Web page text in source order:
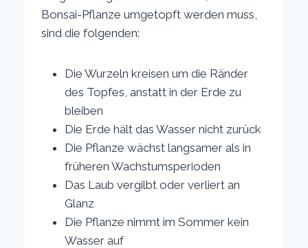
Bonsai-Pflanze umgetopft werden muss,
sind die folgenden:
Die Wurzeln kreisen um die Ränder
des Topfes, anstatt in der Erde zu
bleiben
Die Erde hält das Wasser nicht zurück
Die Pflanze wächst langsamer als in
früheren Wachstumsperioden
Das Laub vergilbt oder verliert an
Glanz
Die Pflanze nimmt im Sommer kein
Wasser auf